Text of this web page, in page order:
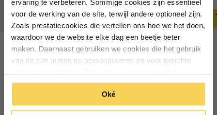
ervaring te verbeteren. Sommige cookies zijn essentieel
voor de werking van de site, terwijl andere optioneel zijn.
Zoals prestatiecookies die vertellen ons hoe we het doen,
waardoor we de website elke dag een beetje beter
maken. Daarnaast gebruiken we cookies die het gebruik
van de site meten en personaliseren en voor gerichte
manier. Klik op 'Oké' om alle cookies te accepteren. Of
klik op ‘alleen essentiele’ als je niet akkoord gaat met
cookies.
Oké
Deliverytime
Deliverytime
Recent bekeken
Particulier Zakelijk
Inschrijven
*Geldig bij minimale besteding vanaf €75